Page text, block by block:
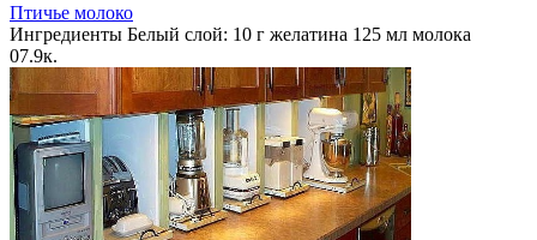
Птичье молоко
Ингредиенты Белый слой: 10 г желатина 125 мл молока
07.9к.